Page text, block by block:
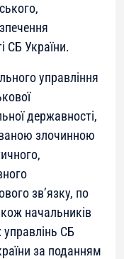
СБ України.
управління
державності,
злочинною
зв’язку, по
начальників
управлінь СБ
за поданням